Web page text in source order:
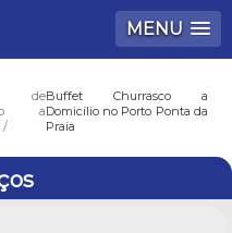
MENU
de
a
Buffet Churrasco a
Domicílio no Porto Ponta da
Praia